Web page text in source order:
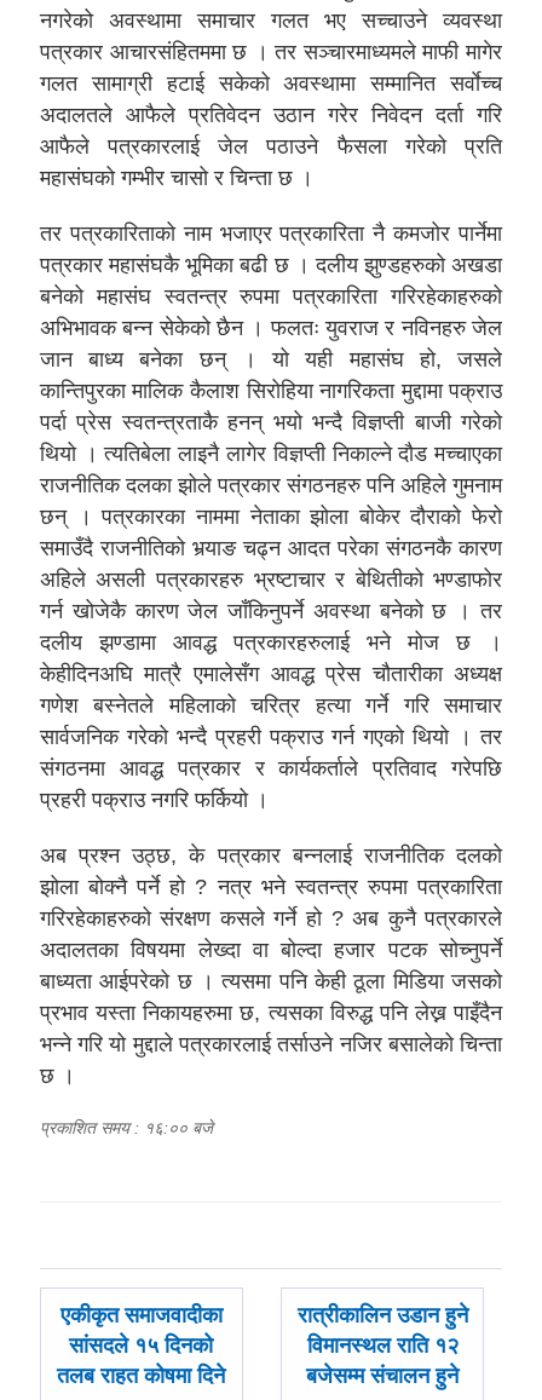
नगरेको अवस्थामा समाचार गलत भए सच्चाउने व्यवस्था
पत्रकार आचारसंहितममा छ । तर सञ्चारमाध्यमले माफी मागेर
गलत सामाग्री हटाई सकेको अवस्थामा सम्मानित सर्वाेच्च
अदालतले आफैले प्रतिवेदन उठान गरेर निवेदन दर्ता गरि
आफैले पत्रकारलाई जेल पठाउने फैसला गरेको प्रति
महासंघको गम्भीर चासो र चिन्ता छ ।
तर पत्रकारिताको नाम भजाएर पत्रकारिता नै कमजोर पार्नेमा
पत्रकार महासंघकै भूमिका बढी छ । दलीय झुण्डहरुको अखडा
बनेको महासंघ स्वतन्त्र रुपमा पत्रकारिता गरिरहेकाहरुको
अभिभावक बन्न सेकेको छैन । फलतः युवराज र नविनहरु जेल
जान बाध्य बनेका छन् । यो यही महासंघ हो, जसले
कान्तिपुरका मालिक कैलाश सिरोहिया नागरिकता मुद्दामा पक्राउ
पर्दा प्रेस स्वतन्त्रताकै हनन् भयो भन्दै विज्ञप्ती बाजी गरेको
थियो । त्यतिबेला लाइनै लागेर विज्ञप्ती निकाल्ने दौड मच्चाएका
राजनीतिक दलका झोले पत्रकार संगठनहरु पनि अहिले गुमनाम
छन् । पत्रकारका नाममा नेताका झोला बोकेर दौराको फेरो
समाउँदै राजनीतिको भर्‍याङ चढ्न आदत परेका संगठनकै कारण
अहिले असली पत्रकारहरु भ्रष्टाचार र बेथितीको भण्डाफोर
गर्न खोजेकै कारण जेल जाँकिनुपर्ने अवस्था बनेको छ । तर
दलीय झण्डामा आवद्ध पत्रकारहरुलाई भने मोज छ ।
केहीदिनअघि मात्रै एमालेसँग आवद्ध प्रेस चौतारीका अध्यक्ष
गणेश बस्नेतले महिलाको चरित्र हत्या गर्ने गरि समाचार
सार्वजनिक गरेको भन्दै प्रहरी पक्राउ गर्न गएको थियो । तर
संगठनमा आवद्ध पत्रकार र कार्यकर्ताले प्रतिवाद गरेपछि
प्रहरी पक्राउ नगरि फर्कियो ।
अब प्रश्न उठ्छ, के पत्रकार बन्नलाई राजनीतिक दलको
झोला बोक्नै पर्ने हो ? नत्र भने स्वतन्त्र रुपमा पत्रकारिता
गरिरहेकाहरुको संरक्षण कसले गर्ने हो ? अब कुनै पत्रकारले
अदालतका विषयमा लेख्दा वा बोल्दा हजार पटक सोच्नुपर्ने
बाध्यता आईपरेको छ । त्यसमा पनि केही ठूला मिडिया जसको
प्रभाव यस्ता निकायहरुमा छ, त्यसका विरुद्ध पनि लेख्न पाइँदैन
भन्ने गरि यो मुद्दाले पत्रकारलाई तर्साउने नजिर बसालेको चिन्ता
छ ।
प्रकाशित समय : १६:०० बजे
पछिल्लाे
एकीकृत समाजवादीका
सांसदले १५ दिनको
तलब राहत कोषमा दिने
अघिल्लाे
रात्रीकालिन उडान हुने
विमानस्थल राति १२
बजेसम्म संचालन हुने